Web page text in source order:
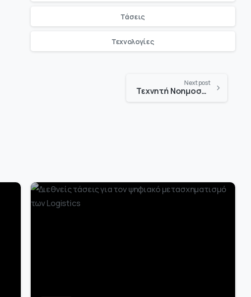
Τάσεις
Τεχνολογίες
Next post
Τεχνητή Νοημοσύνη Συναισθημάτων – Emotion AI